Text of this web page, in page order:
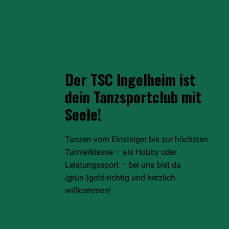
Der TSC Ingelheim ist
dein Tanzsportclub mit
Seele!
Tanzen vom Einsteiger bis zur höchsten
Turnierklasse – als Hobby oder
Leistungssport – bei uns bist du
(grün-)gold-richtig und herzlich
willkommen!